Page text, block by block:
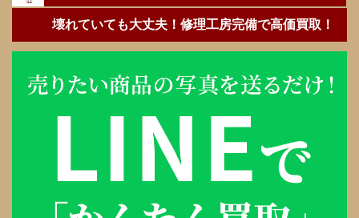
壊れていても大丈夫！修理工房完備で高価買取！